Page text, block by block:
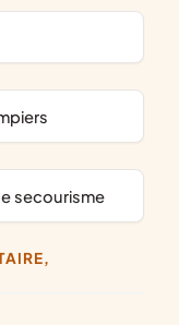
secourisme